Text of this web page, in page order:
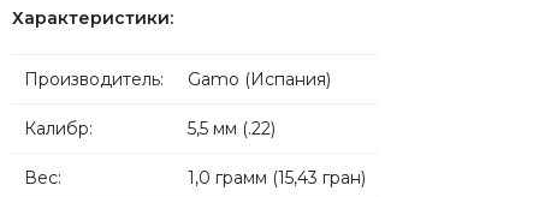
Характеристики:
Производитель: Gamo (Испания)
Калибр: 5,5 мм (.22)
Вес: 1,0 грамм (15,43 гран)